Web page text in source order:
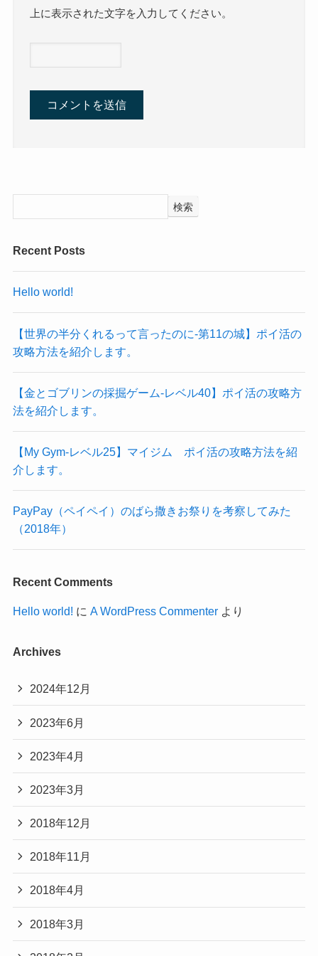
上に表示された文字を入力してください。
検索
Recent Posts
Hello world!
【世界の半分くれるって言ったのに‐第11の城】ポイ活の
攻略方法を紹介します。
【金とゴブリンの採掘ゲーム-レベル40】ポイ活の攻略方
法を紹介します。
【My Gym-レベル25】マイジム ポイ活の攻略方法を紹
介します。
PayPay（ペイペイ）のばら撒きお祭りを考察してみた
（2018年）
Recent Comments
Hello world! に A WordPress Commenterより
Archives
2024年12月
2023年6月
2023年4月
2023年3月
2018年12月
2018年11月
2018年4月
2018年3月